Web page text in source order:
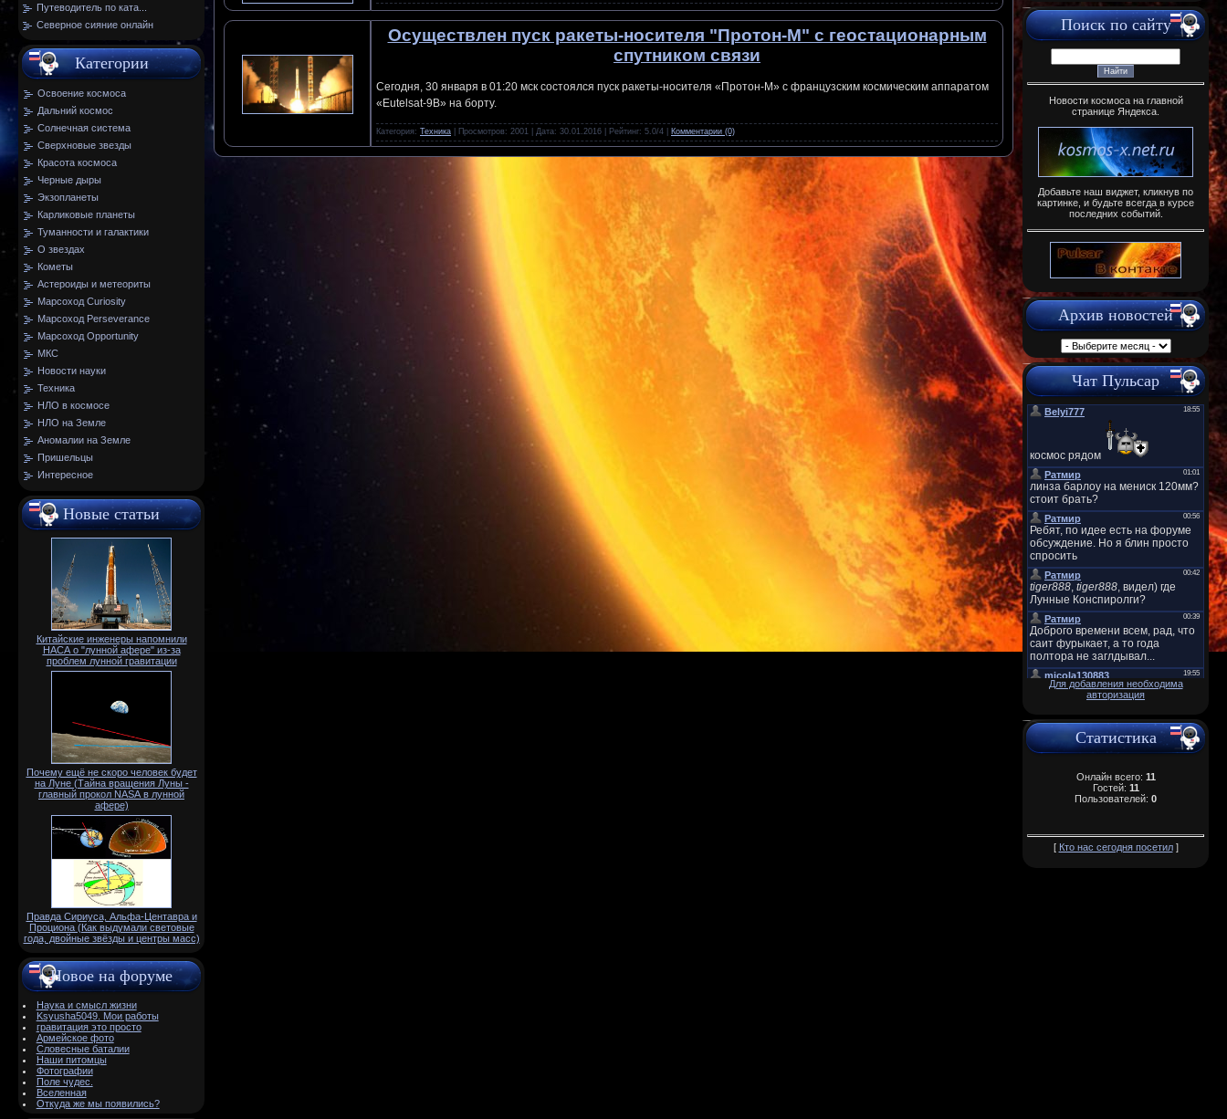
Путеводитель по ката...
Северное сияние онлайн
Категории
Освоение космоса
Дальний космос
Солнечная система
Сверхновые звезды
Красота космоса
Черные дыры
Экзопланеты
Карликовые планеты
Туманности и галактики
О звездах
Кометы
Астероиды и метеориты
Марсоход Curiosity
Марсоход Perseverance
Марсоход Opportunity
МКС
Новости науки
Техника
НЛО в космосе
НЛО на Земле
Аномалии на Земле
Пришельцы
Интересное
Новые статьи
Китайские инженеры напомнили
НАСА о "лунной афере" из-за
проблем лунной гравитации
Почему ещё не скоро человек будет
на Луне (Тайна вращения Луны -
главный прокол NАSА в лунной
афере)
Правда Сириуса, Альфа-Центавра и
Проциона (Как выдумали световые
года, двойные звёзды и центры масс)
Новое на форуме
Наука и смысл жизни
Ksyusha5049. Мои работы
гравитация это просто
Армейское фото
Словесные баталии
Наши питомцы
Фотографии
Поле чудес.
Вселенная
Откуда же мы появились?
Осуществлен пуск ракеты-носителя "Протон-М" с геостационарным
спутником связи
Сегодня, 30 января в 01:20 мск состоялся пуск ракеты-носителя «Протон-М» с французским космическим аппаратом
«Eutelsat-9B» на борту.
Категория: Техника | Просмотров: 2001 | Дата: 30.01.2016 | Рейтинг: 5.0/4 | Комментарии (0)
Поиск по сайту
Новости космоса на главной
странице Яндекса.
Добавьте наш виджет, кликнув по
картинке, и будьте всегда в курсе
последних событий.
Архив новостей
Чат Пульсар
Для добавления необходима
авторизация
Статистика
Онлайн всего: 11
Гостей: 11
Пользователей: 0
[ Кто нас сегодня посетил]